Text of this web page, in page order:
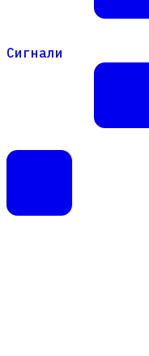
Сигнали